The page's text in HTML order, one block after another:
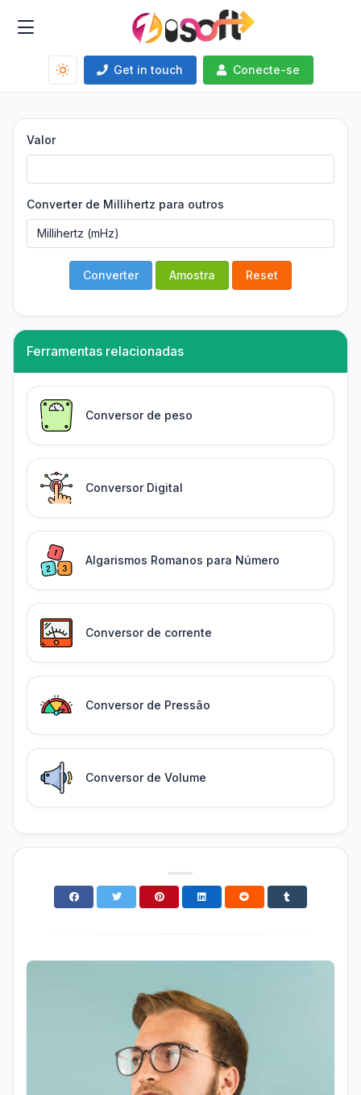
Get in touch Conecte-se
Valor
Converter de Millihertz para outros
Converter Amostra Reset
Ferramentas relacionadas
Conversor de peso
Conversor Digital
Algarismos Romanos para Número
Conversor de corrente
Conversor de Pressão
Conversor de Volume